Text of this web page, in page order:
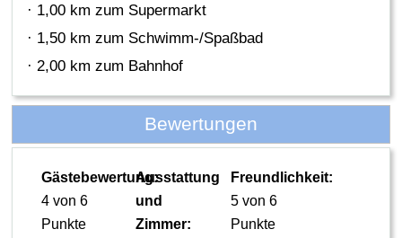
· 1,00 km zum Supermarkt
· 1,50 km zum Schwimm-/Spaßbad
· 2,00 km zum Bahnhof
Bewertungen
Gästebewertung:
4 von 6
Punkte
Ausstattung
und
Zimmer:
Freundlichkeit:
5 von 6
Punkte